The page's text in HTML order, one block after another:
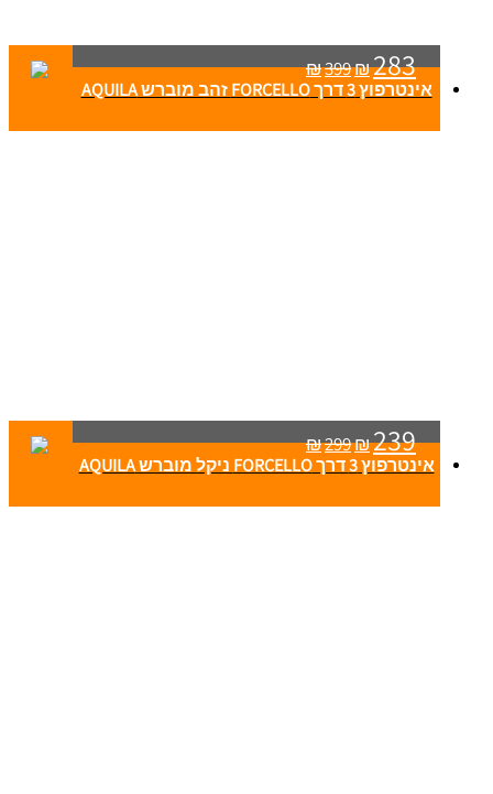
₪399₪283
אינטרפוץ 3 דרך FORCELLO זהב מוברש AQUILA
₪299₪239
אינטרפוץ 3 דרך FORCELLO ניקל מוברש AQUILA